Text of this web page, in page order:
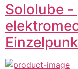
Sololube -